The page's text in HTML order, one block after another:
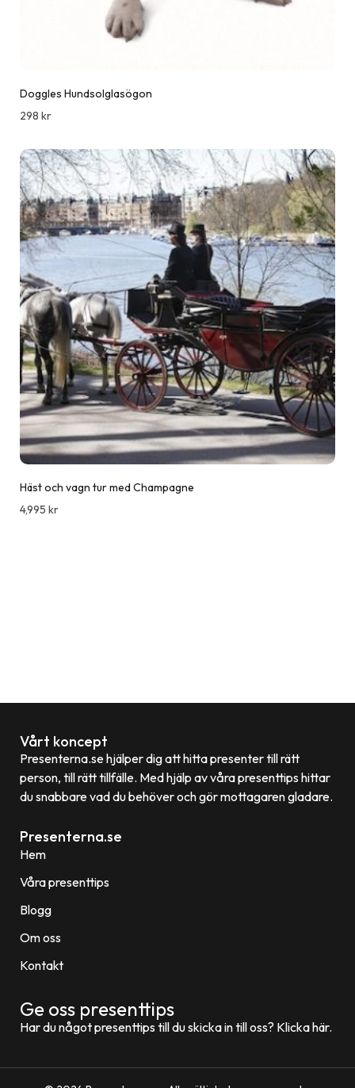
Doggles Hundsolglasögon
298 kr
Häst och vagn tur med Champagne
4,995 kr
Vårt koncept
Presenterna.se hjälper dig att hitta presenter till rätt
person, till rätt tillfälle. Med hjälp av våra presenttips hittar
du snabbare vad du behöver och gör mottagaren gladare.
Presenterna.se
Hem
Våra presenttips
Blogg
Om oss
Kontakt
Ge oss presenttips
Har du något presenttips till du skicka in till oss? Klicka här.